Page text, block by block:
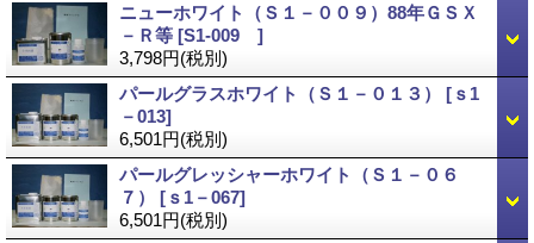
ニューホワイト（Ｓ１－００９）88年ＧＳＸ
－Ｒ等 [S1-009 ]
3,798円(税別)
パールグラスホワイト（Ｓ１－０１３） [ｓ1
－013]
6,501円(税別)
パールグレッシャーホワイト（Ｓ１－０６
７） [ｓ1－067]
6,501円(税別)